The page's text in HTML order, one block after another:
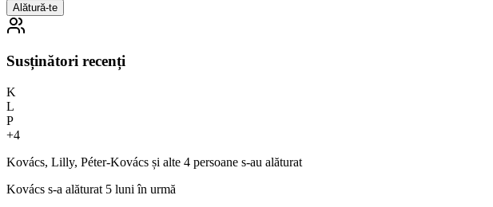
Alătură-te
Susținători recenți
K
L
P
+4
Kovács, Lilly, Péter-Kovács și alte 4 persoane s-au alăturat
Kovács s-a alăturat 5 luni în urmă